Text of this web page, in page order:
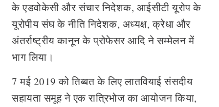
के एडवोकेसी और संचार निदेशक, आईसीटी यूरोप के
यूरोपीय संघ के नीति निदेशक, अध्यक्ष, क्रेधा और
अंतर्राष्ट्रीय कानून के प्रोफेसर आदि ने सम्मेलन में
भाग लिया।
7 मई 2019 को तिब्बत के लिए लातवियाई संसदीय
सहायता समूह ने एक रात्रिभोज का आयोजन किया,